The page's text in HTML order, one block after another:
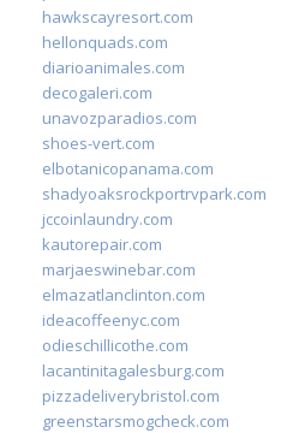
hawkscayresort.com
hellonquads.com
diarioanimales.com
decogaleri.com
unavozparadios.com
shoes-vert.com
elbotanicopanama.com
shadyoaksrockportrvpark.com
jccoinlaundry.com
kautorepair.com
marjaeswinebar.com
elmazatlanclinton.com
ideacoffeenyc.com
odieschillicothe.com
lacantinitagalesburg.com
pizzadeliverybristol.com
greenstarsmogcheck.com